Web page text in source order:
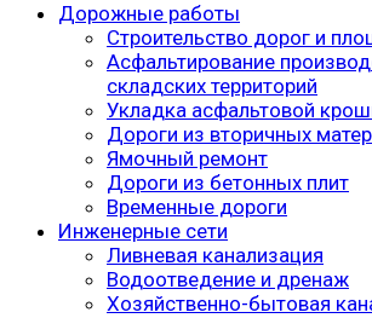
Дорожные работы
Строительство дорог и
Асфальтирование
складских территорий
Укладка асфальтовой
Дороги из вторичных
Ямочный ремонт
Дороги из бетонных плит
Временные дороги
Инженерные сети
Ливневая канализация
Водоотведение и дренаж
Хозяйственно-бытовая